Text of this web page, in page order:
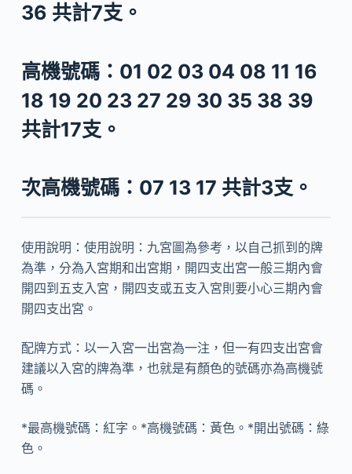
36 共計7支。
高機號碼： 01 02 03 04 08 11 16
18 19 20 23 27 29 30 35 38 39
共計17支。
次高機號碼：07 13 17 共計3支。
使用說明：使用說明：九宮圖為參考，以自己抓到的牌
為準，分為入宮期和出宮期，開四支出宮一般三期內會
開四到五支入宮，開四支或五支入宮則要小心三期內會
開四支出宮。
配牌方式：以一入宮一出宮為一注，但一有四支出宮會
建議以入宮的牌為準，也就是有顏色的號碼亦為高機號
碼。
*最高機號碼：紅字。*高機號碼：黃色。*開出號碼：綠
色。